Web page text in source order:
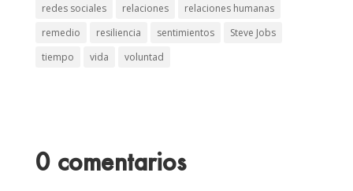
redes sociales
relaciones
relaciones humanas
remedio
resiliencia sentimientos
Steve Jobs
tiempo
vida voluntad
0 comentarios